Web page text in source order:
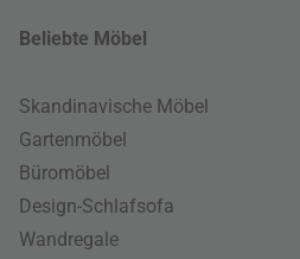
Beliebte Möbel
Skandinavische Möbel
Gartenmöbel
Büromöbel
Design-Schlafsofa
Wandregale